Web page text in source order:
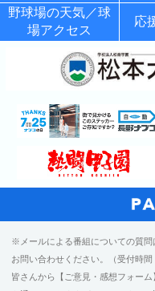
野球場の天気／球
場アクセス
応
※メールによる番組についての質
お問い合わせください。（受付時
皆さんから【ご意見・感想フォー